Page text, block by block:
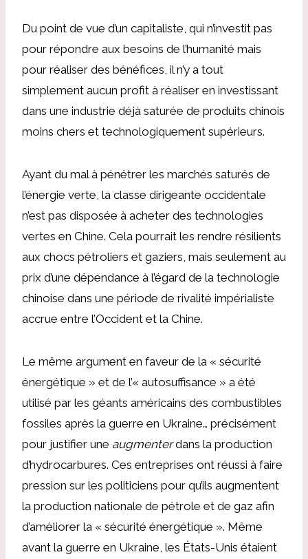
Du point de vue d’un capitaliste, qui n’investit pas
pour répondre aux besoins de l’humanité mais
pour réaliser des bénéfices, il n’y a tout
simplement aucun profit à réaliser en investissant
dans une industrie déjà saturée de produits chinois
moins chers et technologiquement supérieurs.
Ayant du mal à pénétrer les marchés saturés de
l’énergie verte, la classe dirigeante occidentale
n’est pas disposée à acheter des technologies
vertes en Chine. Cela pourrait les rendre résilients
aux chocs pétroliers et gaziers, mais seulement au
prix d’une dépendance à l’égard de la technologie
chinoise dans une période de rivalité impérialiste
accrue entre l’Occident et la Chine.
Le même argument en faveur de la « sécurité
énergétique » et de l’« autosuffisance » a été
utilisé par les géants américains des combustibles
fossiles après la guerre en Ukraine… précisément
pour justifier une augmenterdans la production
d’hydrocarbures. Ces entreprises ont réussi à faire
pression sur les politiciens pour qu’ils augmentent
la production nationale de pétrole et de gaz afin
d’améliorer la « sécurité énergétique ». Même
avant la guerre en Ukraine, les États-Unis étaient